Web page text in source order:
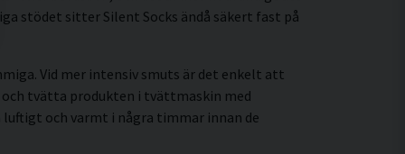
stödet sitter Silent Socks ändå säkert fast på
Vid mer intensiv smuts är det enkelt att
tvätta produkten i tvättmaskin med
och varmt i några timmar innan de